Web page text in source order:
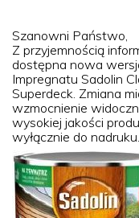
Szanowni Państwo,
Z przyjemnością
dostępna nowa
Impregnatu Sadolin
Superdeck. Zmiana
wzmocnienie
wysokiej jakości
wyłącznie do nadruku.